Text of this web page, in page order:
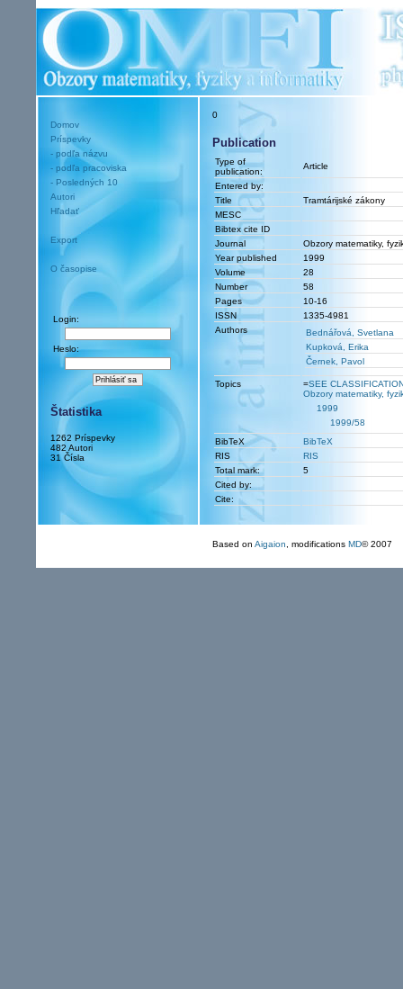
Domov
Príspevky
- podľa názvu
- podľa pracoviska
- Posledných 10
Autori
Hľadať
Export
O časopise
Login:
Heslo:
Štatistika
1262 Príspevky
482 Autori
31 Čísla
0
Publication
Type of
publication:
Article
Entered by:
Title
Tramtárijské zákony
MESC
Bibtex cite ID
Journal
Obzory matematiky,
Year published
1999
Volume
28
Number
58
Pages
10-16
ISSN
1335-4981
Authors
Bednářová, Svetlana
Kupková, Erika
Černek, Pavol
Topics =SEE
Obzory matematiky,
1999
1999/58
BibTeX
BibTeX
RIS
RIS
Total mark:
5
Cited by:
Cite:
Based on Aigaion , modifications MD© 2007